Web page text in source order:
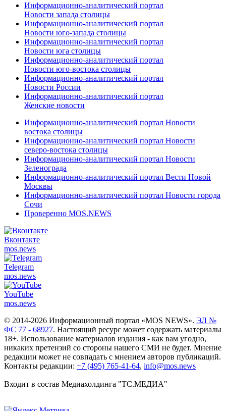
Информационно-аналитический портал
Новости запада столицы
Информационно-аналитический портал
Новости юго-запада столицы
Информационно-аналитический портал
Новости юга столицы
Информационно-аналитический портал
Новости юго-востока столицы
Информационно-аналитический портал
Новости России
Информационно-аналитический портал
Женские новости
Информационно-аналитический портал Новости
востока столицы
Информационно-аналитический портал Новости
северо-востока столицы
Информационно-аналитический портал Новости
Зеленограда
Информационно-аналитический портал Вести Новой
Москвы
Информационно-аналитический портал Новости города
Сочи
Проверенно MOS.NEWS
Вконтакте
mos.news
Telegram
mos.news
YouTube
mos.news
© 2014-2026 Информационный портал «MOS NEWS». ЭЛ №
ФС 77 - 68927. Настоящий ресурс может содержать материалы
18+. Использование материалов издания - как вам угодно,
никаких претензий со стороны нашего СМИ не будет. Мнение
редакции может не совпадать с мнением авторов публикаций.
Контакты редакции: +7 (495) 765-41-64, info@mos.news
Входит в состав Медиахолдинга "ТС.МЕДИА"